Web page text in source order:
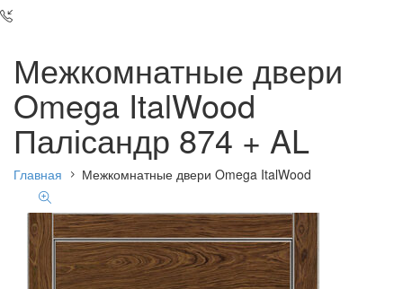
Межкомнатные двери
Omega ItalWood
Палісандр 874 + AL
Главная Межкомнатные двери Omega ItalWood